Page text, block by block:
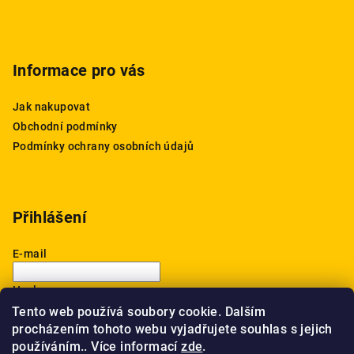
Tento web používá soubory cookie. Dalším
procházením tohoto webu vyjadřujete souhlas s jejich
používáním.. Více informacízde.
Informace pro vás
Jak nakupovat
Obchodní podmínky
Podmínky ochrany osobních údajů
Přihlášení
E-mail
Heslo
Přihlásit se